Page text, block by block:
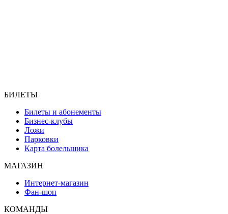
БИЛЕТЫ
Билеты и абонементы
Бизнес-клубы
Ложи
Парковки
Карта болельщика
МАГАЗИН
Интернет-магазин
Фан-шоп
КОМАНДЫ